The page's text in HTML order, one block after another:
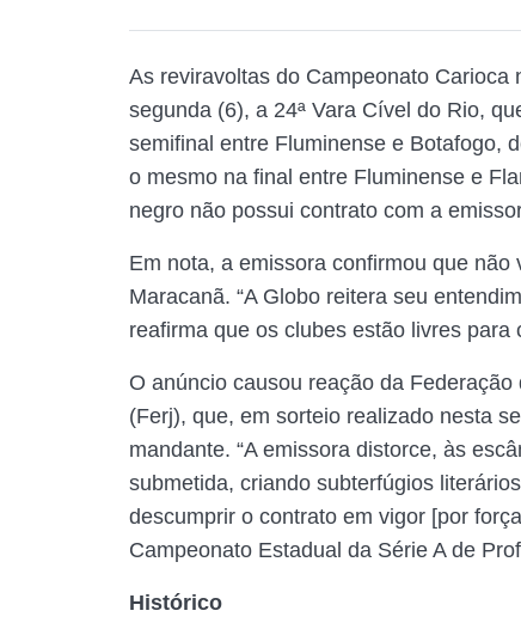
As reviravoltas do Campeonato
segunda (6), a 24ª Vara Cível do Rio,
semifinal entre Fluminense e Botafogo,
o mesmo na final entre Fluminense e
negro não possui contrato com a
Em nota, a emissora confirmou que
Maracanã. “A Globo reitera seu
reafirma que os clubes estão livres para
O anúncio causou reação da
(Ferj), que, em sorteio realizado nesta
mandante. “A emissora distorce, às
submetida, criando subterfúgios
descumprir o contrato em vigor [por
Campeonato Estadual da Série A de
Histórico